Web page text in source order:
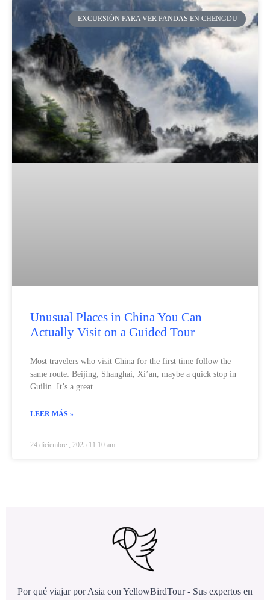
EXCURSIÓN PARA VER PANDAS EN CHENGDU
Unusual Places in China You Can
Actually Visit on a Guided Tour
Most travelers who visit China for the first time follow the
same route: Beijing, Shanghai, Xi’an, maybe a quick stop in
Guilin. It’s a great
LEER MÁS »
24 diciembre , 2025 11:10 am
Por qué viajar por Asia con YellowBirdTour - Sus expertos en